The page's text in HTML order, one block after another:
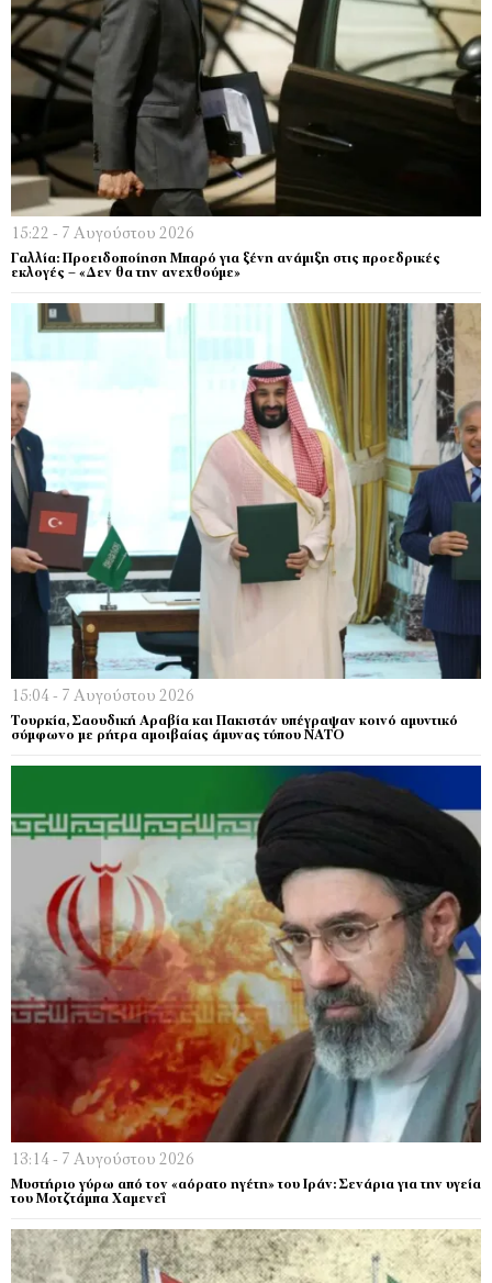
15:22 - 7 Αυγούστου 2026
Γαλλία: Προειδοποίηση Μπαρό για ξένη ανάμιξη στις προεδρικές
εκλογές – «Δεν θα την ανεχθούμε»
15:04 - 7 Αυγούστου 2026
Τουρκία, Σαουδική Αραβία και Πακιστάν υπέγραψαν κοινό αμυντικό
σύμφωνο με ρήτρα αμοιβαίας άμυνας τύπου ΝΑΤΟ
13:14 - 7 Αυγούστου 2026
Μυστήριο γύρω από τον «αόρατο ηγέτη» του Ιράν: Σενάρια για την υγεία
του Μοτζτάμπα Χαμενεΐ